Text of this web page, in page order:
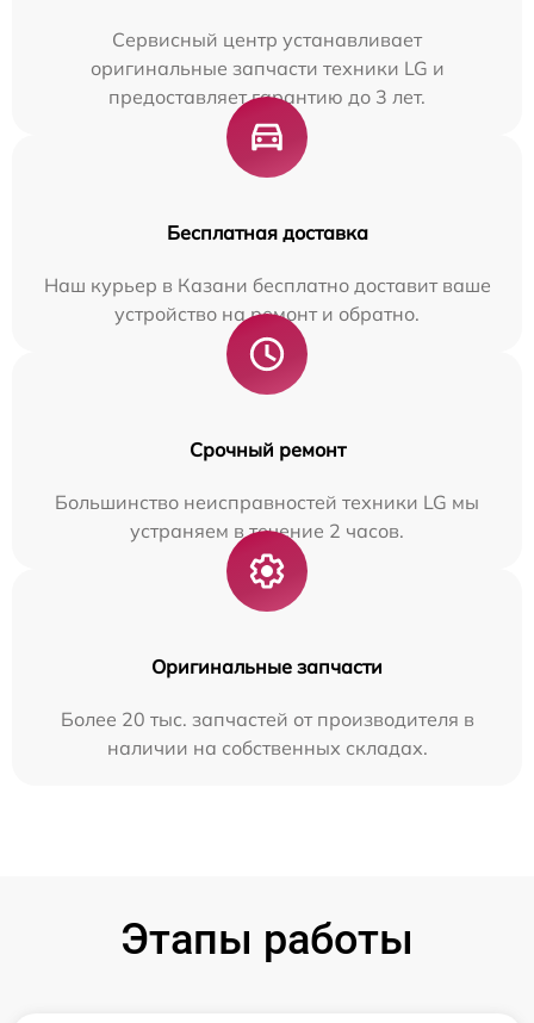
Сервисный центр устанавливает
оригинальные запчасти техники LG и
предоставляет гарантию до 3 лет.
Бесплатная доставка
Наш курьер в Казани бесплатно доставит ваше
устройство на ремонт и обратно.
Срочный ремонт
Большинство неисправностей техники LG мы
устраняем в течение 2 часов.
Оригинальные запчасти
Более 20 тыс. запчастей от производителя в
наличии на собственных складах.
Этапы работы